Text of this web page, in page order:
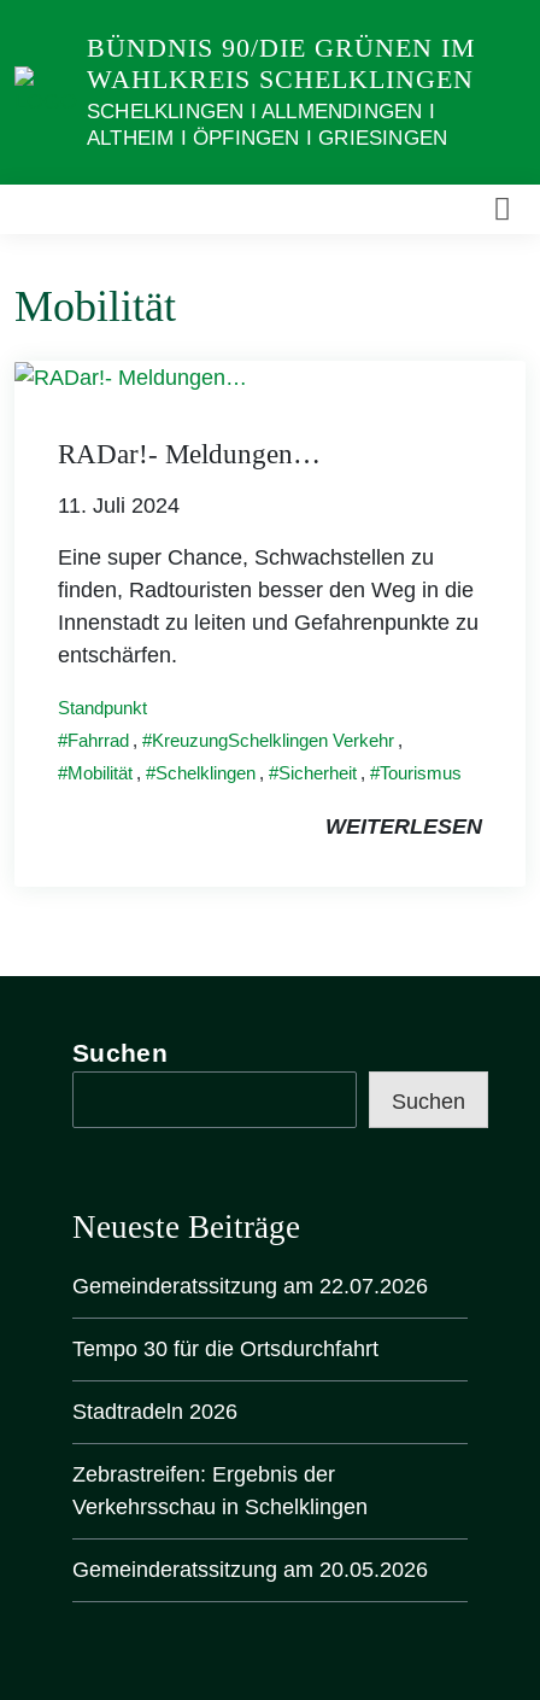
Inhalt
BÜNDNIS 90/DIE GRÜNEN IM
WAHLKREIS SCHELKLINGEN
SCHELKLINGEN I ALLMENDINGEN I
ALTHEIM I ÖPFINGEN I GRIESINGEN
Mobilität
RADar!- Meldungen…
11. Juli 2024
Eine super Chance, Schwachstellen zu
finden, Radtouristen besser den Weg in die
Innenstadt zu leiten und Gefahrenpunkte zu
entschärfen.
Standpunkt
Fahrrad , KreuzungSchelklingen Verkehr ,
Mobilität , Schelklingen , Sicherheit , Tourismus
WEITERLESEN
Suchen
Suchen
Neueste Beiträge
Gemeinderatssitzung am 22.07.2026
Tempo 30 für die Ortsdurchfahrt
Stadtradeln 2026
Zebrastreifen: Ergebnis der
Verkehrsschau in Schelklingen
Gemeinderatssitzung am 20.05.2026